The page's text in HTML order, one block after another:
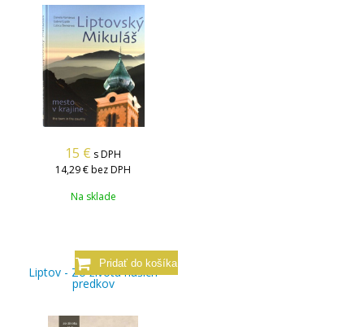
15 € s DPH
14,29 €bez DPH
Na sklade
Liptov - Zo života našich
predkov